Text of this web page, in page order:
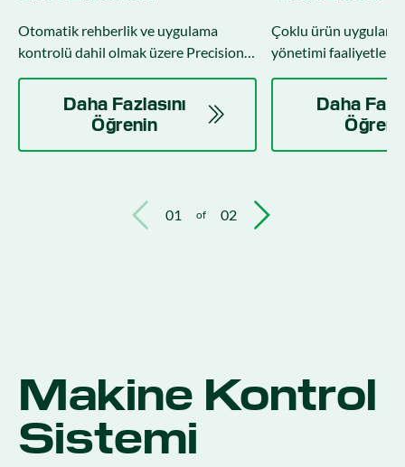
Otomatik rehberlik ve uygulama
kontrolü dahil olmak üzere Precision-
için tek bir merkez.
Daha Fazlasını
Öğrenin
Çoklu ürün
yönetimi faaliyetleri
Daha
01 of 02
Makine Kontrol
Sistemi